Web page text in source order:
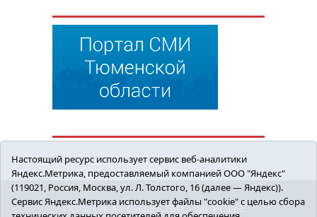
ПОЛИТИКА ОБЩЕСТВО ЗДОРОВЬЕ
Настоящий ресурс использует сервис веб-аналитики
Яндекс.Метрика, предоставляемый компанией ООО "Яндекс"
(119021, Россия, Москва, ул. Л. Толстого, 16 (далее — Яндекс)).
Сервис Яндекс.Метрика использует файлы "cookie" с целью сбора